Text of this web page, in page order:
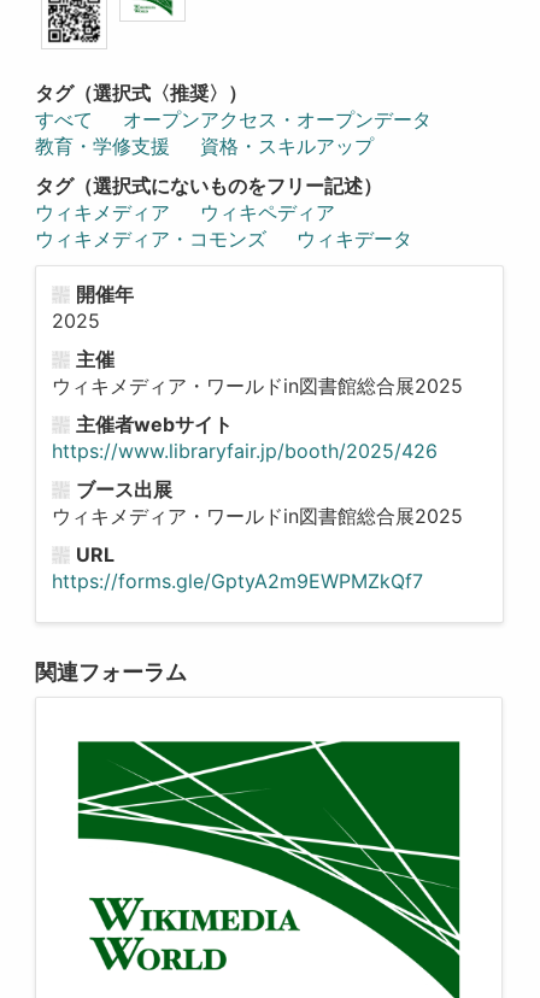
タグ（選択式〈推奨〉）
すべて
オープンアクセス・オープンデータ
教育・学修支援
資格・スキルアップ
タグ（選択式にないものをフリー記述）
ウィキメディア
ウィキペディア
ウィキメディア・コモンズ
ウィキデータ
開催年
2025
主催
ウィキメディア・ワールドin図書館総合展2025
主催者webサイト
https://www.libraryfair.jp/booth/2025/426
ブース出展
ウィキメディア・ワールドin図書館総合展2025
URL
https://forms.gle/GptyA2m9EWPMZkQf7
関連フォーラム